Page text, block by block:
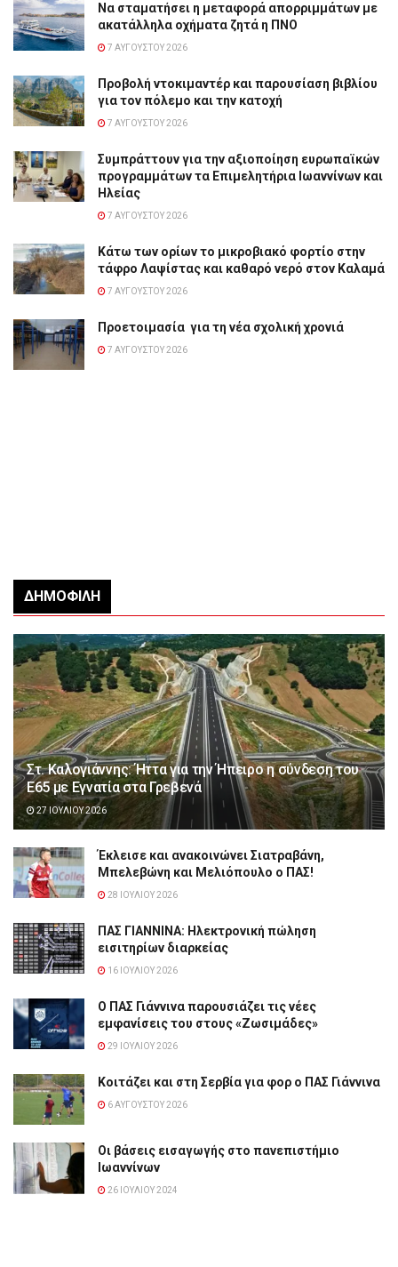
Να σταματήσει η μεταφορά απορριμμάτων με
ακατάλληλα οχήματα ζητά η ΠΝΟ
7 ΑΥΓΟΎΣΤΟΥ 2026
Προβολή ντοκιμαντέρ και παρουσίαση βιβλίου
για τον πόλεμο και την κατοχή
7 ΑΥΓΟΎΣΤΟΥ 2026
Συμπράττουν για την αξιοποίηση ευρωπαϊκών
προγραμμάτων τα Επιμελητήρια Ιωαννίνων και
Ηλείας
7 ΑΥΓΟΎΣΤΟΥ 2026
Κάτω των ορίων το μικροβιακό φορτίο στην
τάφρο Λαψίστας και καθαρό νερό στον Καλαμά
7 ΑΥΓΟΎΣΤΟΥ 2026
Προετοιμασία για τη νέα σχολική χρονιά
7 ΑΥΓΟΎΣΤΟΥ 2026
ΔΗΜΟΦΙΛΉ
Στ. Καλογιάννης: Ήττα για την Ήπειρο η σύνδεση του
Ε65 με Εγνατία στα Γρεβενά
27 ΙΟΥΛΊΟΥ 2026
Έκλεισε και ανακοινώνει Σιατραβάνη,
Μπελεβώνη και Μελιόπουλο ο ΠΑΣ!
28 ΙΟΥΛΊΟΥ 2026
ΠΑΣ ΓΙΑΝΝΙΝΑ: Hλεκτρονική πώληση
εισιτηρίων διαρκείας
16 ΙΟΥΛΊΟΥ 2026
Ο ΠΑΣ Γιάννινα παρουσιάζει τις νέες
εμφανίσεις του στους «Ζωσιμάδες»
29 ΙΟΥΛΊΟΥ 2026
Κοιτάζει και στη Σερβία για φορ ο ΠΑΣ Γιάννινα
6 ΑΥΓΟΎΣΤΟΥ 2026
Οι βάσεις εισαγωγής στο πανεπιστήμιο
Ιωαννίνων
26 ΙΟΥΛΊΟΥ 2024